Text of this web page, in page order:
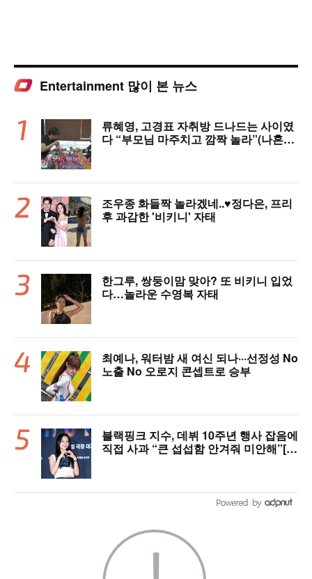
Entertainment 많이 본 뉴스
류혜영, 고경표 자취방 드나드는 사이였
다 “부모님 마주치고 깜짝 놀라”(나혼자
조우종 화들짝 놀라겠네..♥정다은, 프리
후 과감한 '비키니' 자태
한그루, 쌍둥이맘 맞아? 또 비키니 입었
다…놀라운 수영복 자태
최예나, 워터밤 새 여신 되나···선정성 No
노출 No 오로지 콘셉트로 승부
블랙핑크 지수, 데뷔 10주년 행사 잡음에
직접 사과 “큰 섭섭함 안겨줘 미안해”[핫